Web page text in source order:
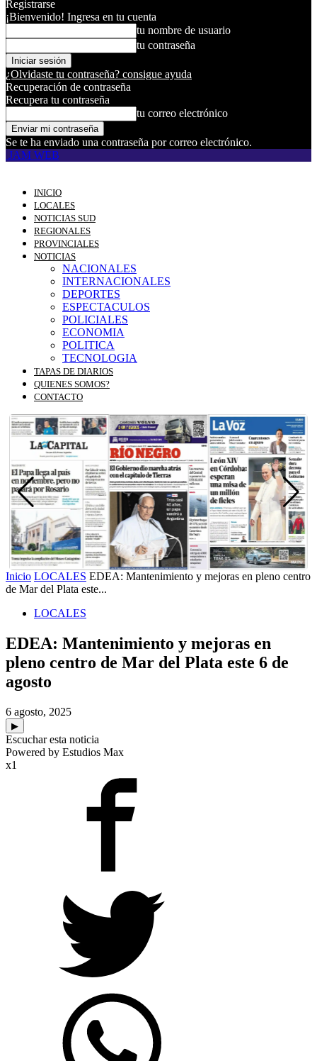
Registrarse
¡Bienvenido! Ingresa en tu cuenta
tu nombre de usuario
tu contraseña
¿Olvidaste tu contraseña? consigue ayuda
Recuperación de contraseña
Recupera tu contraseña
tu correo electrónico
Se te ha enviado una contraseña por correo electrónico.
JAM WEB
INICIO
LOCALES
NOTICIAS SUD
REGIONALES
PROVINCIALES
NOTICIAS
NACIONALES
INTERNACIONALES
DEPORTES
ESPECTACULOS
POLICIALES
ECONOMIA
POLITICA
TECNOLOGIA
TAPAS DE DIARIOS
QUIENES SOMOS?
CONTACTO
Inicio LOCALES EDEA: Mantenimiento y mejoras en pleno centro
de Mar del Plata este...
LOCALES
EDEA: Mantenimiento y mejoras en
pleno centro de Mar del Plata este 6 de
agosto
6 agosto, 2025
▶
Escuchar esta noticia
Powered by Estudios Max
x1